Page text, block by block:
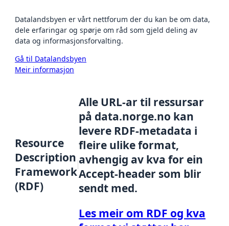
Datalandsbyen er vårt nettforum der du kan be om data,
dele erfaringar og spørje om råd som gjeld deling av
data og informasjonsforvalting.
Gå til Datalandsbyen
Meir informasjon
Resource
Description
Framework
(RDF)
Alle URL-ar til ressursar
på data.norge.no kan
levere RDF-metadata i
fleire ulike format,
avhengig av kva for ein
Accept-header som blir
sendt med.
Les meir om RDF og kva